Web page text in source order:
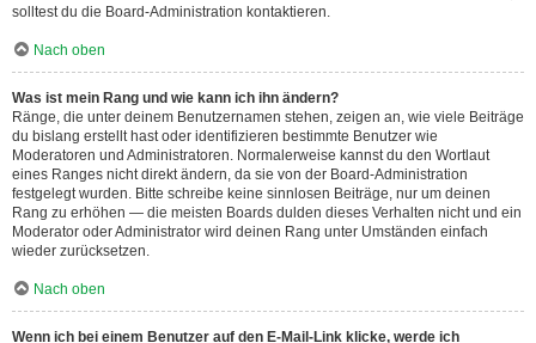
solltest du die Board-Administration kontaktieren.
Nach oben
Was ist mein Rang und wie kann ich ihn ändern?
Ränge, die unter deinem Benutzernamen stehen, zeigen an, wie viele Beiträge
du bislang erstellt hast oder identifizieren bestimmte Benutzer wie
Moderatoren und Administratoren. Normalerweise kannst du den Wortlaut
eines Ranges nicht direkt ändern, da sie von der Board-Administration
festgelegt wurden. Bitte schreibe keine sinnlosen Beiträge, nur um deinen
Rang zu erhöhen — die meisten Boards dulden dieses Verhalten nicht und ein
Moderator oder Administrator wird deinen Rang unter Umständen einfach
wieder zurücksetzen.
Nach oben
Wenn ich bei einem Benutzer auf den E-Mail-Link klicke, werde ich